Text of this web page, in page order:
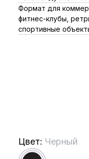
Цвет: Черный
Формат для
фитнес-клубы,
спортивные